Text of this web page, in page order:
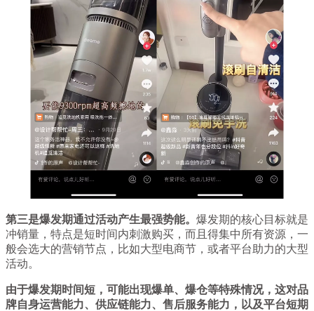
第三是爆发期通过活动产生最强势能。 爆发期的核心目标就是
冲销量，特点是短时间内刺激购买，而且得集中所有资源，一
般会选大的营销节点，比如大型电商节，或者平台助力的大型
活动。
由于爆发期时间短，可能出现爆单、爆仓等特殊情况，这对品
牌自身运营能力、供应链能力、售后服务能力，以及平台短期